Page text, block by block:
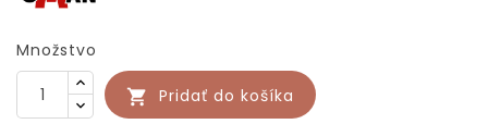
Množstvo
 Pridať do košíka